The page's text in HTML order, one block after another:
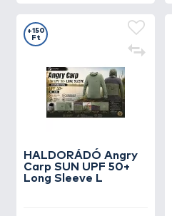
HALDORÁDÓ Angry
Carp SUN UPF 50+
Long Sleeve L
+150
Ft